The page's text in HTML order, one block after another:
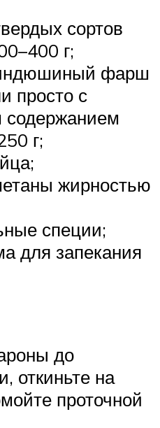
сортов
г;
фарш
просто с
г;
жирностью
специи;
для запекания
до
откиньте на
проточной